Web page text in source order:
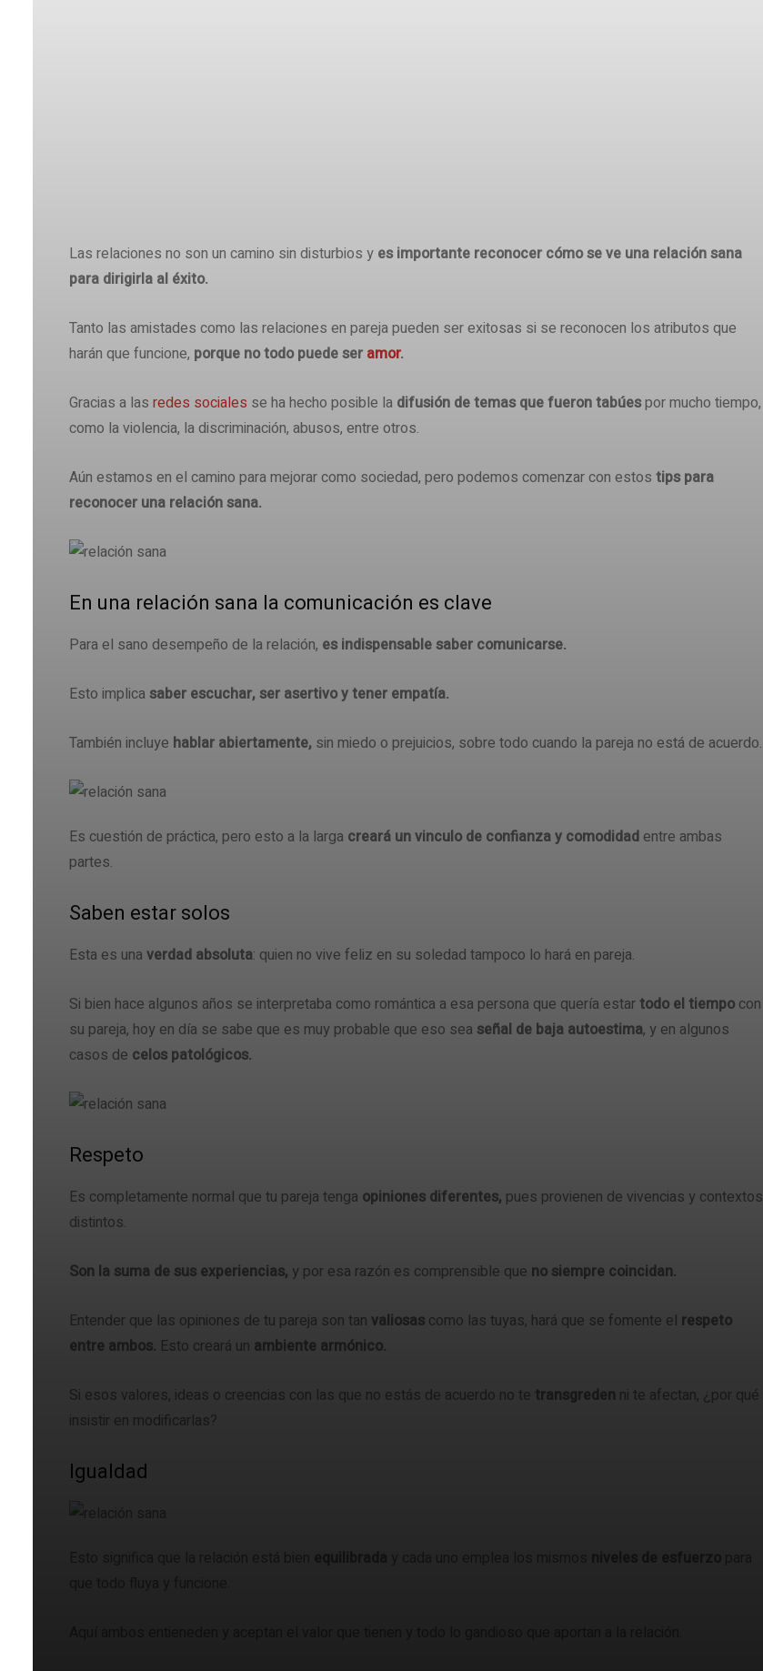
Las relaciones no son un camino sin disturbios y es importante reconocer cómo se ve una relación sana
para dirigirla al éxito.
Tanto las amistades como las relaciones en pareja pueden ser exitosas si se reconocen los atributos que
harán que funcione, porque no todo puede ser amor.
Gracias a las redes sociales se ha hecho posible la difusión de temas que fueron tabúespor mucho tiempo,
como la violencia, la discriminación, abusos, entre otros.
Aún estamos en el camino para mejorar como sociedad, pero podemos comenzar con estos tips para
reconocer una relación sana.
En una relación sana la comunicación es clave
Para el sano desempeño de la relación, es indispensable saber comunicarse.
Esto implicasaber escuchar, ser asertivo y tener empatía.
También incluye hablar abiertamente, sin miedo o prejuicios, sobre todo cuando la pareja no está de acuerdo.
Es cuestión de práctica, pero esto a la larga creará un vinculo de confianza y comodidad entre ambas
partes.
Saben estar solos
Esta es una verdad absoluta: quien no vive feliz en su soledad tampoco lo hará en pareja.
Si bien hace algunos años se interpretaba como romántica a esa persona que quería estartodo el tiempo con
su pareja, hoy en día se sabe que es muy probable que eso sea señal de baja autoestima, y en algunos
casos de celos patológicos.
Respeto
Es completamente normal que tu pareja tenga opiniones diferentes, pues provienen de vivencias y contextos
distintos.
Son la suma de sus experiencias, y por esa razón es comprensible que no siempre coincidan.
Entender que las opiniones de tu pareja son tan valiosas como las tuyas, hará que se fomente el respeto
entre ambos. Esto creará un ambiente armónico.
Si esos valores, ideas o creencias con las que no estás de acuerdo no te transgreden ni te afectan, ¿por qué
insistir en modificarlas?
Igualdad